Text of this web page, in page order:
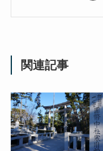
関連記事